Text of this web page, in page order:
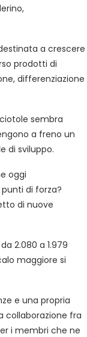
a crescere
prodotti di
differenziazione
sembra
a freno un
di sviluppo.
oggi
di forza?
di nuove
2.080 a 1.979
maggiore si
e una propria
collaborazione fra
i membri che ne